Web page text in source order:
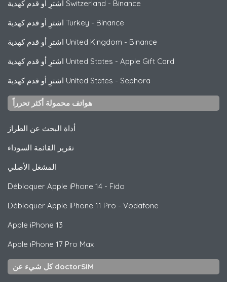
اشترِ أو قدم كهدية Switzerland - Binance
اشترِ أو قدم كهدية Turkey - Binance
اشترِ أو قدم كهدية United Kingdom - Binance
اشترِ أو قدم كهدية United States - Apple Gift Card
اشترِ أو قدم كهدية United States - Sephora
هواتف محمولة أكثر تحرراً
أداة البحث عن الطراز
تقرير القائمة السوداء
المشغل الأصلي
Débloquer Apple iPhone 14 - Fido
Débloquer Apple iPhone 11 Pro - Vodafone
Apple iPhone 13
Apple iPhone 17 Pro Max
كل شيء عن doctorSIM